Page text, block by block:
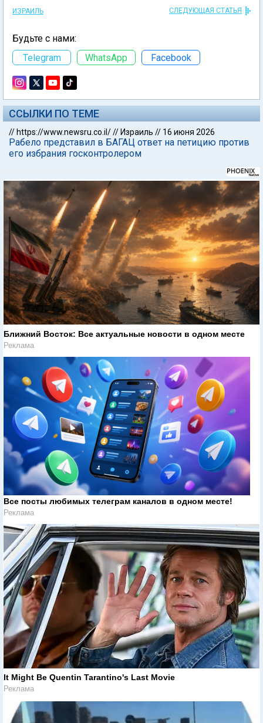
ИЗРАИЛЬ СЛЕДУЮЩАЯ СТАТЬЯ
Будьте с нами:
Telegram
WhatsApp Facebook
ССЫЛКИ ПО ТЕМЕ
// https://www.newsru.co.il/// Израиль // 16 июня 2026
Рабело представил в БАГАЦ ответ на петицию против
его избрания госконтролером
Ближний Восток: Все актуальные новости в одном месте
Реклама
Все посты любимых телеграм каналов в одном месте!
Реклама
It Might Be Quentin Tarantino's Last Movie
Реклама